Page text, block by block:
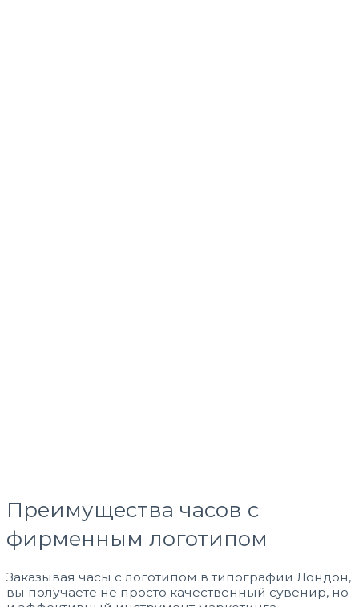
Преимущества часов с
фирменным логотипом
Заказывая часы с логотипом в типографии Лондон,
вы получаете не просто качественный сувенир, но